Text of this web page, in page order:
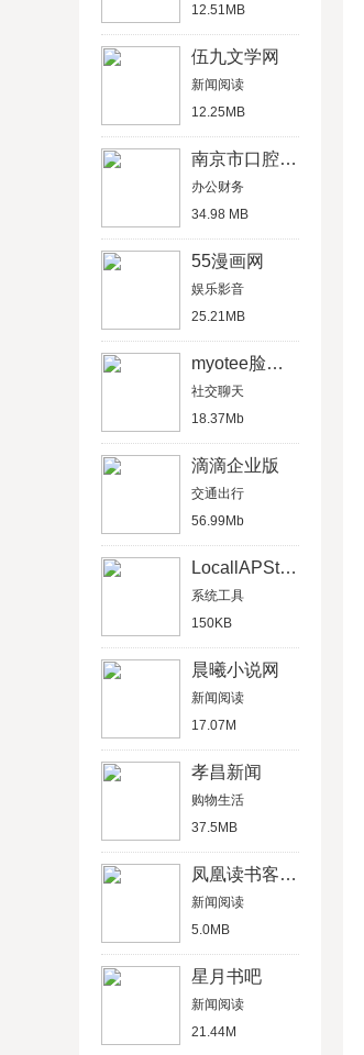
12.51MB
伍九文学网
新闻阅读
12.25MB
南京市口腔医院免工号版
办公财务
34.98 MB
55漫画网
娱乐影音
25.21MB
myotee脸萌ipad版
社交聊天
18.37Mb
滴滴企业版
交通出行
56.99Mb
LocallAPStore源IOS8内购插件
系统工具
150KB
晨曦小说网
新闻阅读
17.07M
孝昌新闻
购物生活
37.5MB
凤凰读书客户端
新闻阅读
5.0MB
星月书吧
新闻阅读
21.44M